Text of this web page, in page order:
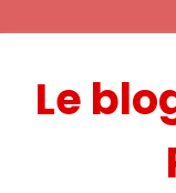
Le